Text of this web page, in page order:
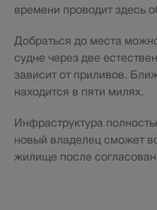
времени проводит здесь
Добраться до места
судне через две
зависит от приливов.
находится в пяти милях.
Инфраструктура
новый владелец сможет
жилище после